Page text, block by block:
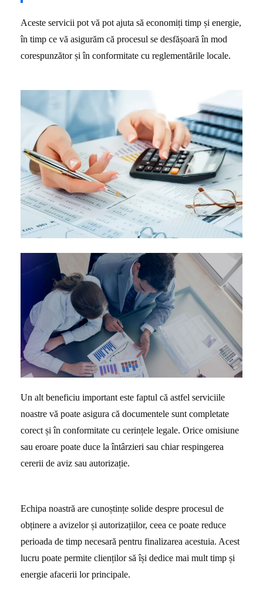
Aceste servicii pot vă pot ajuta să economiți timp și energie,
în timp ce vă asigurăm că procesul se desfășoară în mod
corespunzător și în conformitate cu reglementările locale.
Un alt beneficiu important este faptul că astfel serviciile
noastre vă poate asigura că documentele sunt completate
corect și în conformitate cu cerințele legale. Orice omisiune
sau eroare poate duce la întârzieri sau chiar respingerea
cererii de aviz sau autorizație.
Echipa noastră are cunoștințe solide despre procesul de
obținere a avizelor și autorizațiilor, ceea ce poate reduce
perioada de timp necesară pentru finalizarea acestuia. Acest
lucru poate permite clienților să își dedice mai mult timp și
energie afacerii lor principale.